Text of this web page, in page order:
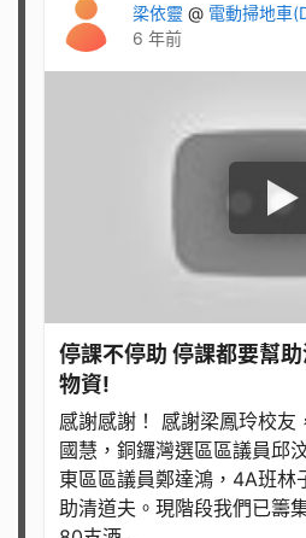
梁依靈 @ 電動掃地車
6 年前
停課不停助 停課都要幫
物資!
感謝感謝！ 感謝梁鳳玲校友
國慧，銅鑼灣選區區議員邱
東區區議員鄭達鴻，4A班林
助清道夫。現階段我們已籌